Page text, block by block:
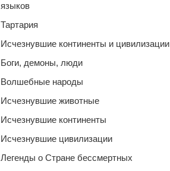
языков
Тартария
Исчезнувшие континенты и цивилизации
Боги, демоны, люди
Волшебные народы
Исчезнувшие животные
Исчезнувшие континенты
Исчезнувшие цивилизации
Легенды о Стране бессмертных